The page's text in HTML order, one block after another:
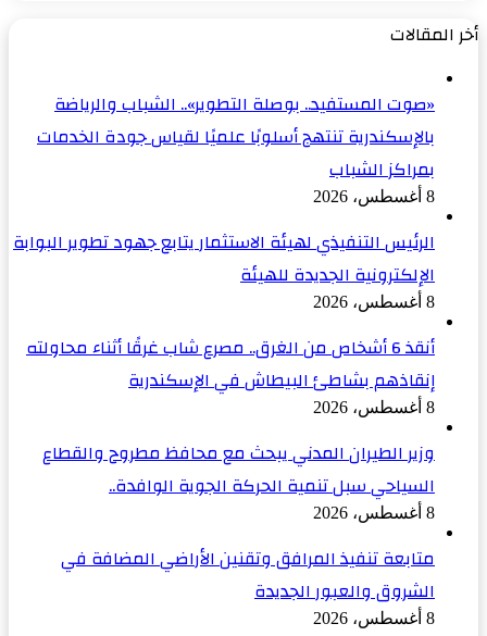
أخر المقالات
«صوت المستفيد.. بوصلة التطوير».. الشباب والرياضة
بالإسكندرية تنتهج أسلوبًا علميًا لقياس جودة الخدمات
بمراكز الشباب
8 أغسطس، 2026
الرئيس التنفيذي لهيئة الاستثمار يتابع جهود تطوير البوابة
الإلكترونية الجديدة للهيئة
8 أغسطس، 2026
أنقذ 6 أشخاص من الغرق.. مصرع شاب غرقًا أثناء محاولته
إنقاذهم بشاطئ البيطاش في الإسكندرية
8 أغسطس، 2026
وزير الطيران المدني يبحث مع محافظ مطروح والقطاع
السياحي سبل تنمية الحركة الجوية الوافدة..
8 أغسطس، 2026
متابعة تنفيذ المرافق وتقنين الأراضي المضافة في
الشروق والعبور الجديدة
8 أغسطس، 2026